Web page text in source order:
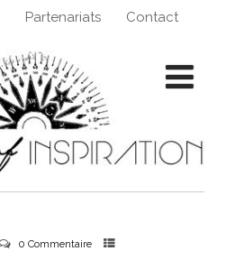
Partenariats Contact
0 Commentaire